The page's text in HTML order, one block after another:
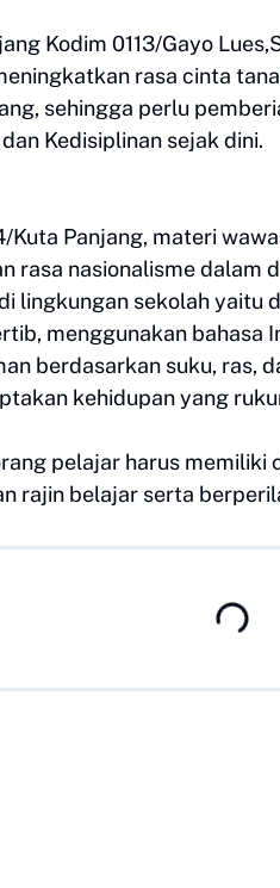
Kodim 0113/Gayo
rasa cinta
sehingga perlu
Kedisiplinan sejak dini.
Kuta Panjang, materi
rasa nasionalisme
lingkungan sekolah yaitu
menggunakan bahasa
berdasarkan suku, ras,
kehidupan yang
pelajar harus
rajin belajar serta